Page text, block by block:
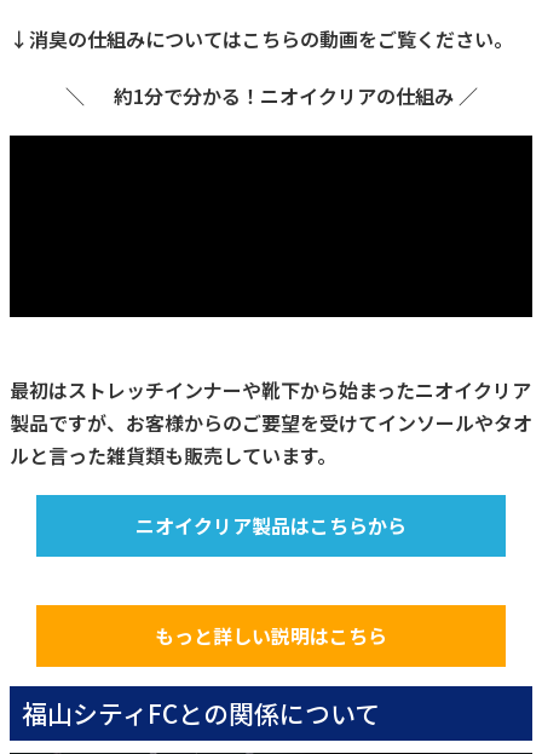
↓消臭の仕組みについてはこちらの動画をご覧ください。
＼
約1分で分かる！ニオイクリアの仕組み ／
最初はストレッチインナーや靴下から始まったニオイクリア
製品ですが、お客様からのご要望を受けてインソールやタオ
ルと言った雑貨類も販売しています。
ニオイクリア製品はこちらから
もっと詳しい説明はこちら
福山シティFCとの関係について